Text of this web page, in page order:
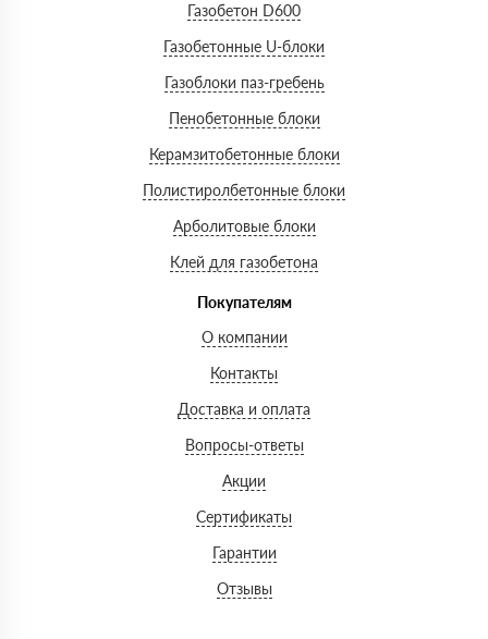
Газобетон D600
Газобетонные U-блоки
Газоблоки паз-гребень
Пенобетонные блоки
Керамзитобетонные блоки
Полистиролбетонные блоки
Арболитовые блоки
Клей для газобетона
Покупателям
О компании
Контакты
Доставка и оплата
Вопросы-ответы
Акции
Сертификаты
Гарантии
Отзывы